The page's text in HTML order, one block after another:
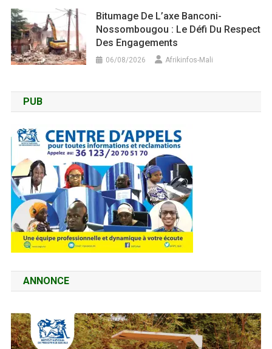
Bitumage De L’axe Banconi-
Nossombougou : Le Défi Du Respect
Des Engagements
06/08/2026 Afrikinfos-Mali
PUB
ANNONCE